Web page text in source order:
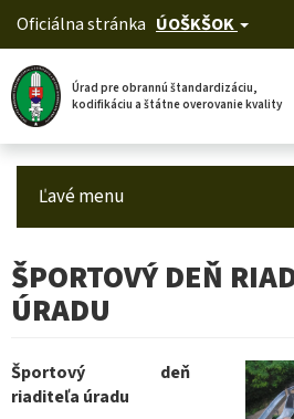
Skočiť
hlavný
obsah
Oficiálna stránka ÚOŠKŠOK
Úrad pre obrannú štandardizáciu,
kodifikáciu a štátne overovanie kvality
Ľavé menu
ŠPORTOVÝ DEŇ
ÚRADU
Športový deň
riaditeľa úradu